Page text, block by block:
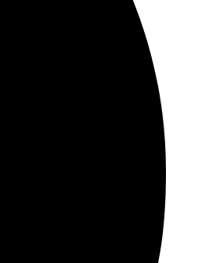
Обязательно